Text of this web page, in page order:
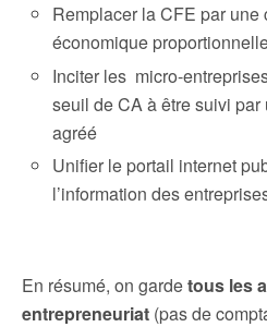
Remplacer la CFE par une
économique
Inciter les micro-
seuil de CA à être suivi
agréé
Unifier le portail internet
l’information des
En résumé, on gardetous les
entrepreneuriat (pas de